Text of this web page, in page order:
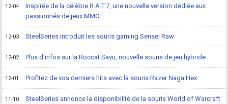
12-04
Inspirée de la célèbre R.A.T.7, une nouvelle version dédiée aux
passionnés de jeux MMO
12-03 SteelSeries introduit les souris gaming Sensei Raw
12-02 Plus d'infos sur la Roccat Savu, nouvelle souris de jeu hybride
12-01 Profitez de vos derniers hits avec la souris Razer Naga Hex
11-10
SteelSeries annonce la disponibilité de la souris World of Warcraft